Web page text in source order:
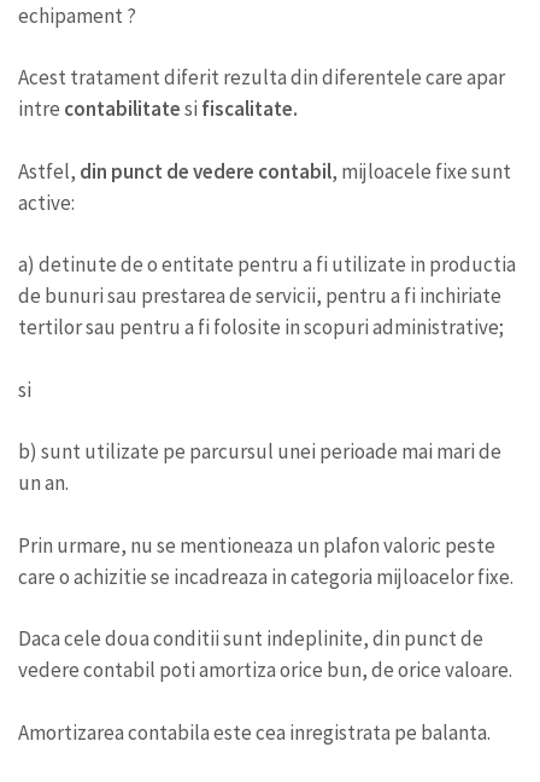
echipament ?
Acest tratament diferit rezulta din diferentele care apar
intre contabilitatesi fiscalitate.
Astfel, din punct de vedere contabil, mijloacele fixe sunt
active:
a) detinute de o entitate pentru a fi utilizate in productia
de bunuri sau prestarea de servicii, pentru a fi inchiriate
tertilor sau pentru a fi folosite in scopuri administrative;
si
b) sunt utilizate pe parcursul unei perioade mai mari de
un an.
Prin urmare, nu se mentioneaza un plafon valoric peste
care o achizitie se incadreaza in categoria mijloacelor fixe.
Daca cele doua conditii sunt indeplinite, din punct de
vedere contabil poti amortiza orice bun, de orice valoare.
Amortizarea contabila este cea inregistrata pe balanta.